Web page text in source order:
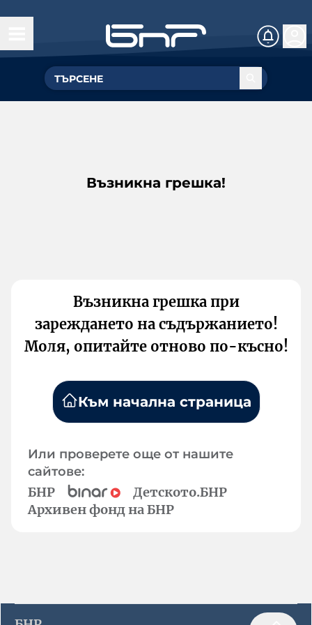
Възникна грешка!
Възникна грешка при
зареждането на съдържанието!
Моля, опитайте отново по-късно!
Към начална страница
Или проверете още от нашите
сайтове:
БНР
Детското.БНР
Архивен фонд на БНР